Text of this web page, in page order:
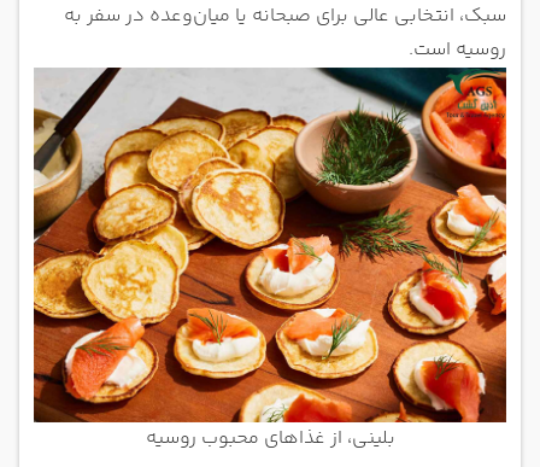
سبک، انتخابی عالی برای صبحانه یا میان‌وعده در سفر به
روسیه است.
بلینی، از غذاهای محبوب روسیه